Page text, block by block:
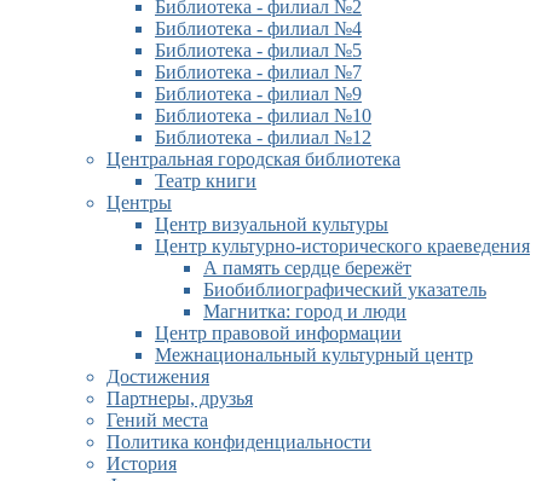
Библиотека - филиал №2
Библиотека - филиал №4
Библиотека - филиал №5
Библиотека - филиал №7
Библиотека - филиал №9
Библиотека - филиал №10
Библиотека - филиал №12
Центральная городская библиотека
Театр книги
Центры
Центр визуальной культуры
Центр культурно-исторического краеведения
А память сердце бережёт
Биобиблиографический указатель
Магнитка: город и люди
Центр правовой информации
Межнациональный культурный центр
Достижения
Партнеры, друзья
Гений места
Политика конфиденциальности
История